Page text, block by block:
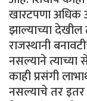
खारटपणा अधिक
झाल्याच्या देखील
राजस्थानी
नसल्याने
काही प्रसंगी
नसल्याचे तर